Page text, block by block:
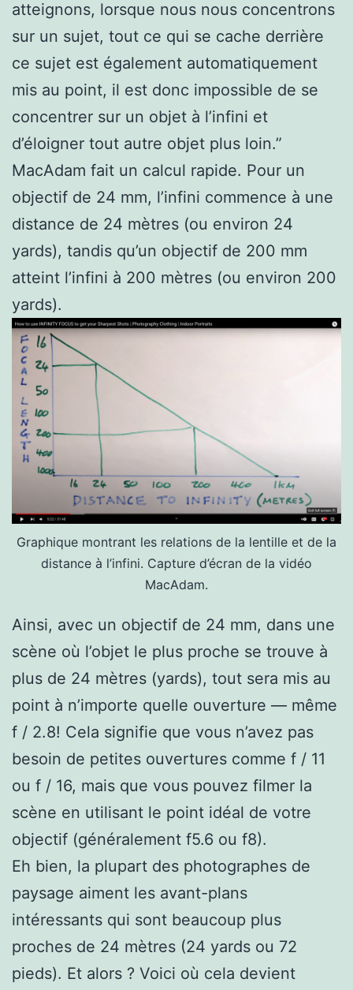
atteignons, lorsque nous nous concentrons
sur un sujet, tout ce qui se cache derrière
ce sujet est également automatiquement
mis au point, il est donc impossible de se
concentrer sur un objet à l’infini et
d’éloigner tout autre objet plus loin.”
MacAdam fait un calcul rapide. Pour un
objectif de 24 mm, l’infini commence à une
distance de 24 mètres (ou environ 24
yards), tandis qu’un objectif de 200 mm
atteint l’infini à 200 mètres (ou environ 200
yards).
Graphique montrant les relations de la lentille et de la
distance à l’infini. Capture d’écran de la vidéo
MacAdam.
Ainsi, avec un objectif de 24 mm, dans une
scène où l’objet le plus proche se trouve à
plus de 24 mètres (yards), tout sera mis au
point à n’importe quelle ouverture — même
f / 2.8! Cela signifie que vous n’avez pas
besoin de petites ouvertures comme f / 11
ou f / 16, mais que vous pouvez filmer la
scène en utilisant le point idéal de votre
objectif (généralement f5.6 ou f8).
Eh bien, la plupart des photographes de
paysage aiment les avant-plans
intéressants qui sont beaucoup plus
proches de 24 mètres (24 yards ou 72
pieds). Et alors ? Voici où cela devient